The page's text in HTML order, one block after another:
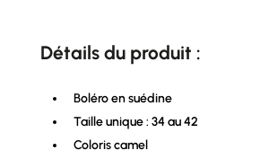
Détails du produit :
Boléro en suédine
Taille unique : 34 au 42
Coloris camel